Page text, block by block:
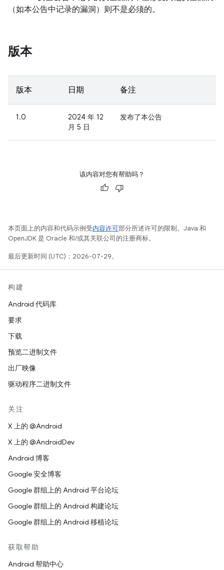
（如本公告中记录的漏洞）则不是必须的。
版本
版本 日期 备注
1.0
2024 年 12
月 5 日
发布了本公告
该内容对您有帮助吗？
本页面上的内容和代码示例受内容许可部分所述许可的限制。Java 和
OpenJDK 是 Oracle 和/或其关联公司的注册商标。
最后更新时间 (UTC)：2026-07-29。
构建
Android 代码库
要求
下载
预览二进制文件
出厂映像
驱动程序二进制文件
关注
X 上的 @Android
X 上的 @AndroidDev
Android 博客
Google 安全博客
Google 群组上的 Android 平台论坛
Google 群组上的 Android 构建论坛
Google 群组上的 Android 移植论坛
获取帮助
Android 帮助中心